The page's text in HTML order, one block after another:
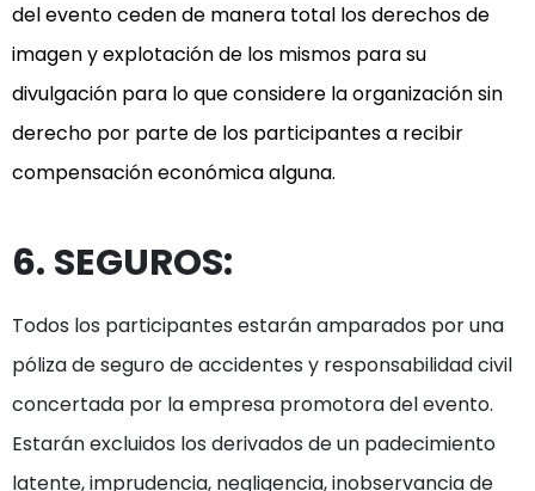
del evento ceden de manera total los derechos de
imagen y explotación de los mismos para su
divulgación para lo que considere la organización sin
derecho por parte de los participantes a recibir
compensación económica alguna.
6. SEGUROS:
Todos los participantes estarán amparados por una
póliza de seguro de accidentes y responsabilidad civil
concertada por la empresa promotora del evento.
Estarán excluidos los derivados de un padecimiento
latente, imprudencia, negligencia, inobservancia de